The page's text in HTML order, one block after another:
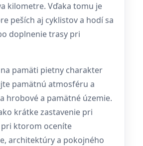
kilometre. Vďaka tomu je
peších aj cyklistov a hodí sa
doplnenie trasy pri
pamäti pietny charakter
pamätnú atmosféru a
hrobové a pamätné územie.
krátke zastavenie pri
ktorom oceníte
architektúry a pokojného